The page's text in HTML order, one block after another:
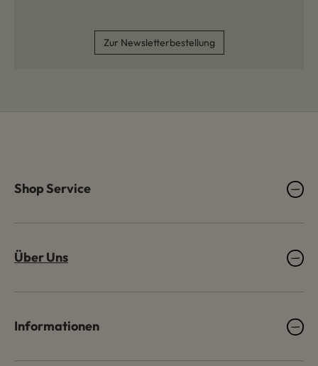
Zur Newsletterbestellung
Shop Service
Über Uns
Informationen